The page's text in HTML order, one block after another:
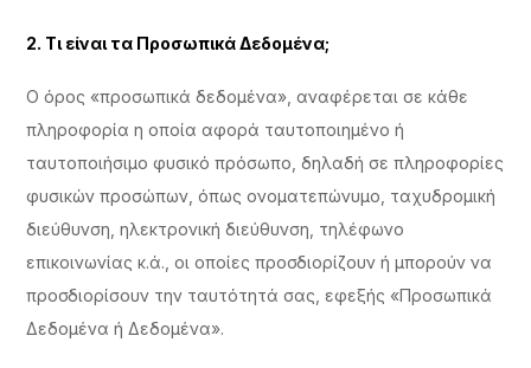
2. Τι είναι τα Προσωπικά Δεδομένα;
Ο όρος «προσωπικά δεδομένα», αναφέρεται σε κάθε
πληροφορία η οποία αφορά ταυτοποιημένο ή
ταυτοποιήσιμο φυσικό πρόσωπο, δηλαδή σε πληροφορίες
φυσικών προσώπων, όπως ονοματεπώνυμο, ταχυδρομική
διεύθυνση, ηλεκτρονική διεύθυνση, τηλέφωνο
επικοινωνίας κ.ά., οι οποίες προσδιορίζουν ή μπορούν να
προσδιορίσουν την ταυτότητά σας, εφεξής «Προσωπικά
Δεδομένα ή Δεδομένα».